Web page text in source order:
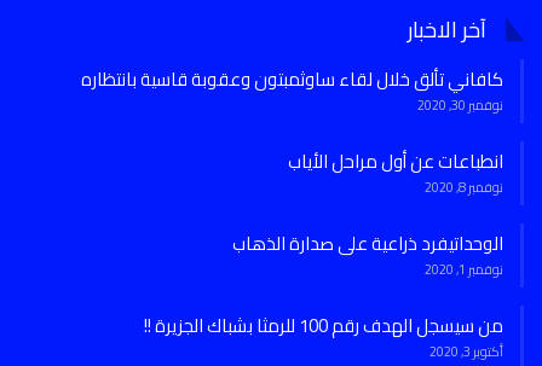
آخر الاخبار
كافاني تألق خلال لقاء ساوثمبتون وعقوبة قاسية بانتظاره
نوفمبر 30, 2020
انطباعات عن أول مراحل الأياب
نوفمبر 8, 2020
الوحداتيفرد ذراعية على صدارة الذهاب
نوفمبر 1, 2020
من سيسجل الهدف رقم 100 للرمثا بشباك الجزيرة !!
أكتوبر 3, 2020